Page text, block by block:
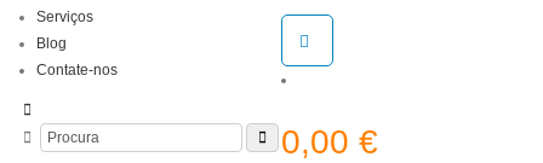
Serviços
Blog
Contate-nos
0,00 €